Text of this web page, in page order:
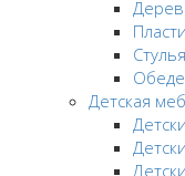
Детская